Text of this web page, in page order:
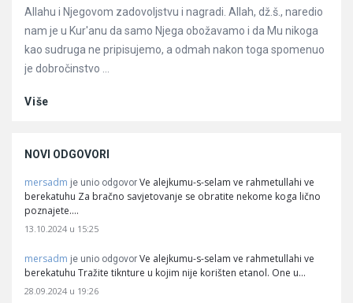
Allahu i Njegovom zadovoljstvu i nagradi. Allah, dž.š., naredio
nam je u Kur'anu da samo Njega obožavamo i da Mu nikoga
kao sudruga ne pripisujemo, a odmah nakon toga spomenuo
je dobročinstvo ...
Više
NOVI ODGOVORI
mersadm je unio odgovor Ve alejkumu-s-selam ve rahmetullahi ve
berekatuhu Za bračno savjetovanje se obratite nekome koga lično
poznajete.…
13.10.2024 u 15:25
mersadm je unio odgovor Ve alejkumu-s-selam ve rahmetullahi ve
berekatuhu Tražite tiknture u kojim nije korišten etanol. One u…
28.09.2024 u 19:26